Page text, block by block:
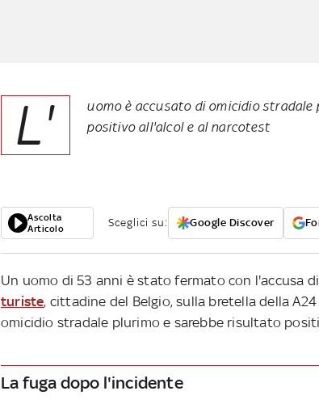
L'
uomo è accusato di omicidio
positivo all'alcol e al narcotest
Ascolta
Articolo
Sceglici su: Google Discover
Un uomo di 53 anni è stato fermato con l'accusa
turiste, cittadine del Belgio, sulla bretella della
omicidio stradale plurimo e sarebbe risultato
La fuga dopo l'incidente